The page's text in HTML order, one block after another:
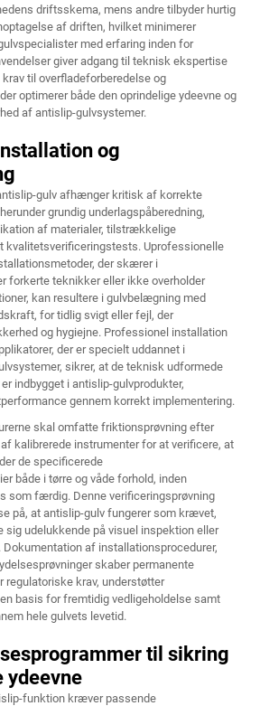
driftsskema, mens andre tilbyder hurtig
af driften, hvilket minimerer
med erfaring inden for
giver adgang til teknisk ekspertise
til overfladeforberedelse og
optimerer både den oprindelige ydeevne og
af antislip-gulvsystemer.
og
gulv afhænger kritisk af korrekte
grundig underlagspåberedning,
af materialer, tilstrækkelige
kvalitetsverificeringstests. Uprofessionelle
der skærer i
forkerte teknikker eller ikke overholder
kan resultere i gulvbelægning med
for tidlig svigt eller fejl, der
og hygiejne. Professionel installation
der er specielt uddannet i
sikrer, at de teknisk udformede
indbygget i antislip-gulvprodukter,
gennem korrekt implementering.
skal omfatte friktionsprøvning efter
kalibrerede instrumenter for at verificere, at
de specificerede
både i tørre og våde forhold, inden
som færdig. Denne verificeringsprøvning
på, at antislip-gulv fungerer som krævet,
sig udelukkende på visuel inspektion eller
af installationsprocedurer,
skaber permanente
regulatoriske krav, understøtter
basis for fremtidig vedligeholdelse samt
hele gulvets levetid.
til sikring
ydeevne
funktion kræver passende